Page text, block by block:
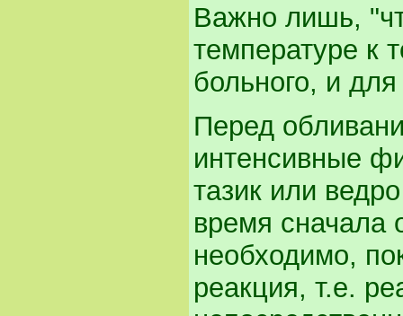
Важно лишь,
температуре к
больного, и
Перед
интенсивные
тазик или
время сначала
необходимо,
реакция, т.е.